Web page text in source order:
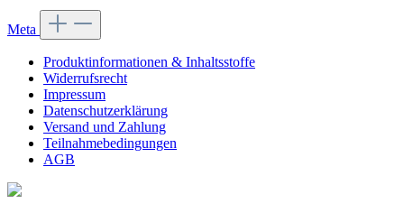
Meta
Produktinformationen & Inhaltsstoffe
Widerrufsrecht
Impressum
Datenschutzerklärung
Versand und Zahlung
Teilnahmebedingungen
AGB